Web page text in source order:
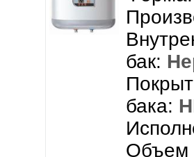
бак:
бака:
Объем